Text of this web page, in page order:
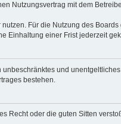
Nutzungsvertrag mit dem
Für die Nutzung des
Einhaltung einer Frist jederzeit
und
bestehen.
Recht oder die guten Sitten